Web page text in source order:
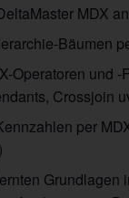
MDX
Bäumen
Operatoren und -
Crossjoin
per
Grundlagen